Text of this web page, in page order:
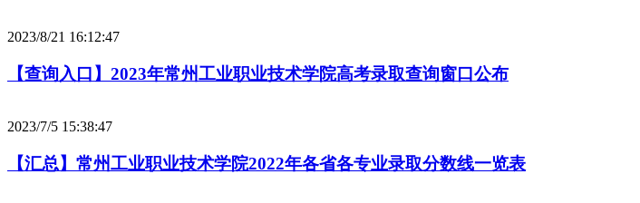
2023/8/21 16:12:47
【查询入口】2023年常州工业职业技术学院高考录取查询窗口公布
2023/7/5 15:38:47
【汇总】常州工业职业技术学院2022年各省各专业录取分数线一览表